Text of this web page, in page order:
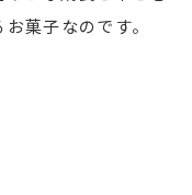
菓子なのです。